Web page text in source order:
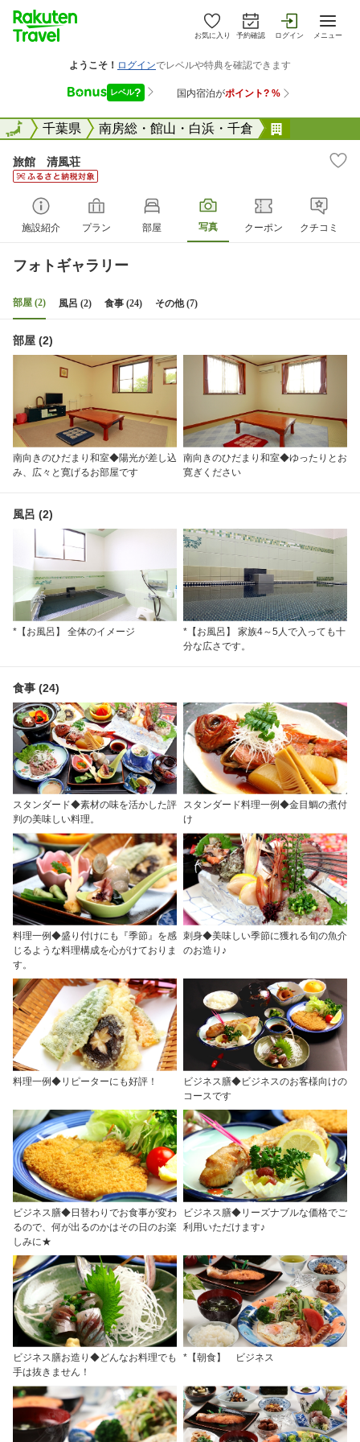
お気に入り 予約確認 ログイン メニュー
全国千葉県 南房総・館山・白浜・千倉
全国
旅館 清風荘
施設紹介 プラン 部屋 写真 クーポン クチコミ
フォトギャラリー
部屋 (2) 風呂 (2) 食事 (24) その他 (7)
部屋 (2)
南向きのひだまり和室◆陽光が差し込
み、広々と寛げるお部屋です
南向きのひだまり和室◆ゆったりとお
寛ぎください
風呂 (2)
*【お風呂】 全体のイメージ
*【お風呂】 家族4～5人で入っても十
分な広さです。
食事 (24)
スタンダード◆素材の味を活かした評
判の美味しい料理。
スタンダード料理一例◆金目鯛の煮付
け
料理一例◆盛り付けにも『季節』を感
じるような料理構成を心がけておりま
す。
刺身◆美味しい季節に獲れる旬の魚介
のお造り♪
料理一例◆リピーターにも好評！
ビジネス膳◆ビジネスのお客様向けの
コースです
ビジネス膳◆日替わりでお食事が変わ
るので、何が出るのかはその日のお楽
しみに★
ビジネス膳◆リーズナブルな価格でご
利用いただけます♪
ビジネス膳お造り◆どんなお料理でも
手は抜きません！
*【朝食】 ビジネス